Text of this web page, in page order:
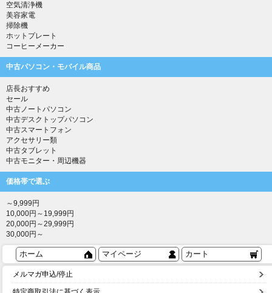
空気清浄機
美容家電
掃除機
ホットプレート
コーヒーメーカー
中古パソコン・モバイル商品
店長おすすめ
セール
中古ノートパソコン
中古デスクトップパソコン
中古スマートフォン
アクセサリー類
中古タブレット
中古モニター・周辺機器
価格帯で選ぶ
～9,999円
10,000円～19,999円
20,000円～29,999円
30,000円～
ホーム マイページ カート
メルマガ申込/停止